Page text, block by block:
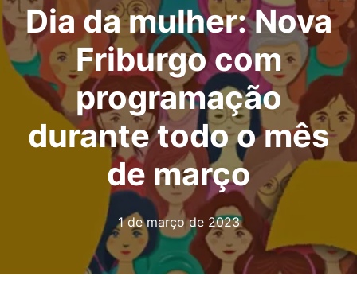
Dia da mulher: Nova
Friburgo com
programação
durante todo o mês
de março
1 de março de 2023